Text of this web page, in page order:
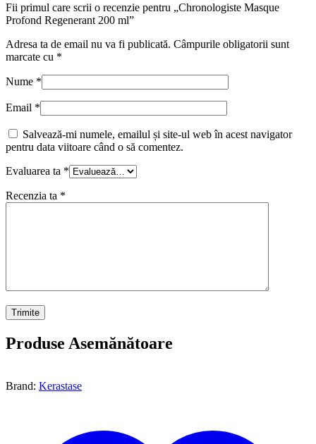
Fii primul care scrii o recenzie pentru „Chronologiste Masque
Profond Regenerant 200 ml”
Adresa ta de email nu va fi publicată. Câmpurile obligatorii sunt
marcate cu *
Nume *
Email *
Salvează-mi numele, emailul și site-ul web în acest navigator
pentru data viitoare când o să comentez.
Evaluarea ta *
Recenzia ta *
Produse Asemănătoare
Brand: Kerastase